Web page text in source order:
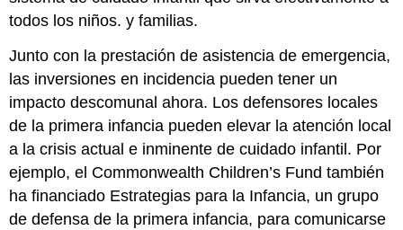
todos los niños. y familias.
Junto con la prestación de asistencia de emergencia,
las inversiones en incidencia pueden tener un
impacto descomunal ahora. Los defensores locales
de la primera infancia pueden elevar la atención local
a la crisis actual e inminente de cuidado infantil. Por
ejemplo, el Commonwealth Children’s Fund también
ha financiado Estrategias para la Infancia, un grupo
de defensa de la primera infancia, para comunicarse